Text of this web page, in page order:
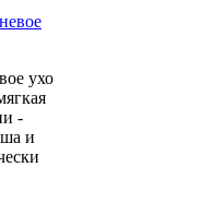
ухо
-
и